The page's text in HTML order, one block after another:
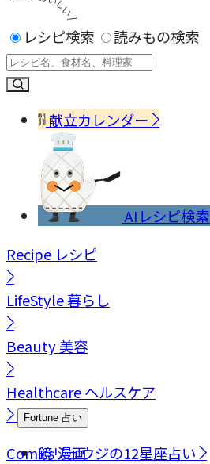
レシピ検索 読みもの検索
献立カレンダー
AIレシピ検索
Recipe レシピ
LifeStyle暮らし
Beauty美容
Healthcareヘルスケア
Fortune 占い
鏡リュウジの12星座占い
Comics漫画